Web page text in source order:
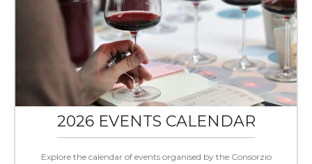
2026 EVENTS CALENDAR
Explore the calendar of events organised by the Consorzio